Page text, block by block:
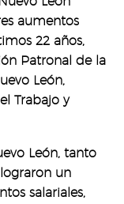
aumentos
22 años,
Patronal de la
León,
Trabajo y
León, tanto
un
salariales,